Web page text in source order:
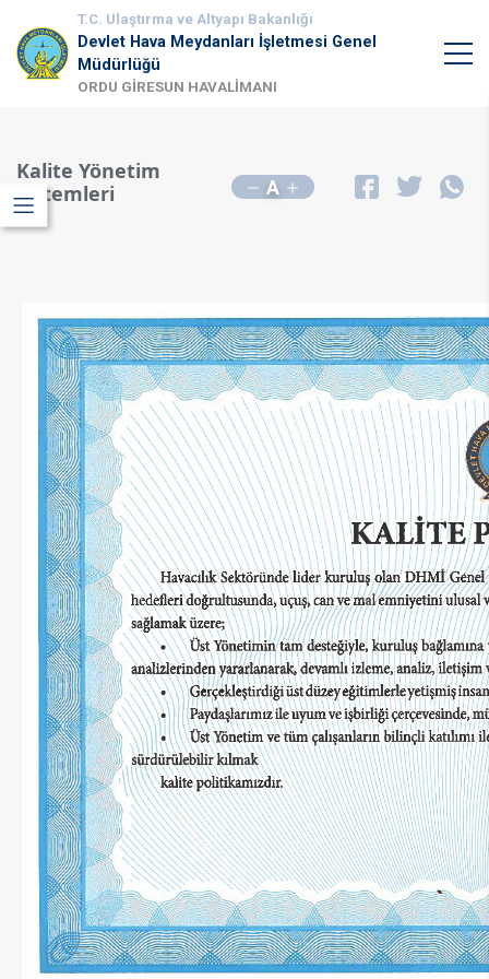
T.C. Ulaştırma ve Altyapı Bakanlığı
Devlet Hava Meydanları İşletmesi Genel
Müdürlüğü
ORDU GİRESUN HAVALİMANI
Kalite Yönetim
Sistemleri
A